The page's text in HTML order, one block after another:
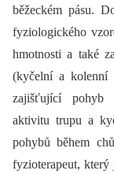
běžeckém pásu.
fyziologického
hmotnosti a také
(kyčelní a
zajišťující pohyb
aktivitu trupu a
pohybů během
fyzioterapeut, který